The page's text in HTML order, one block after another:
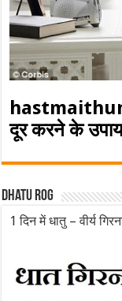
दूर करने के
Dhatu rog
1 दिन में धातु – वीर्य